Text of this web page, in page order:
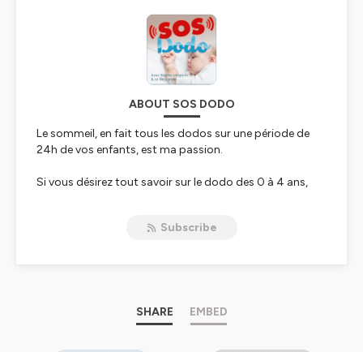
ABOUT SOS DODO
Le sommeil, en fait tous les dodos sur une période de
24h de vos enfants, est ma passion.
Si vous désirez tout savoir sur le dodo des 0 à 4 ans,
éveils nocturnes, l'éveil trop matinal, les pleurs au
enfant fait en sorte qu'il est important de voir le dodo
au-delà des stratégies.
Subscribe
SHARE EMBED